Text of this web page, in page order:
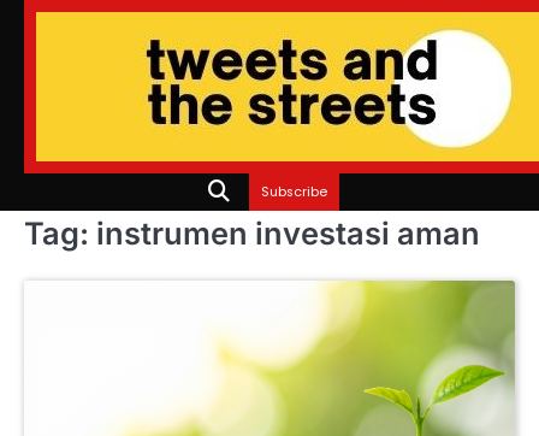
Skip
Subscribe
Tag: instrumen investasi aman